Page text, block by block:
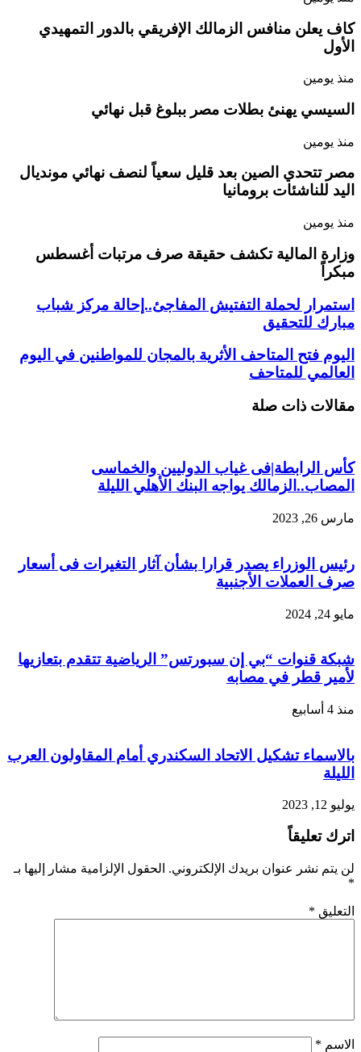
كاف يعلن منافس الزمالك الإفريقي بالدور التمهيدي
الأول
منذ يومين
السيسي يهنئ بطلات مصر ببلوغ قبل نهائي
منذ يومين
مصر تتحدي الصين بعد قليل سعياً لنصف نهائي مونديال
اليد للناشئات برومانيا
منذ يومين
وزارة المالية تكشف حقيقة صرف مرتبات أغسطس
مبكراً
استمرار لحملة التفتيش المفاجئ..إحالة مركز شباب
مبارك للتحقيق
اليوم فتح المتاحف الأثرية بالمجان للمواطنين في اليوم
العالمي للمتاحف
مقالات ذات صلة
كأس الرابطة|فى غياب الدوليين والخماسى
المصاب..الزمالك يواجه البنك الأهلي الليلة
مارس 26, 2023
رئيس الوزراء يصدر قرارا بشأن آثار التغيرات فى أسعار
صرف العملات الأجنبية
مايو 24, 2024
شبكة قنوات “بي إن سبورتس” الرياضية تتقدم بتعازيها
لأمير قطر في مصابه
منذ 4 أسابيع
بالاسماء تشكيل الاتحاد السكندري أمام المقاولون العرب
الليلة
يوليو 12, 2023
اترك تعليقاً
لن يتم نشر عنوان بريدك الإلكتروني. الحقول الإلزامية مشار إليها بـ
*
التعليق *
الاسم *